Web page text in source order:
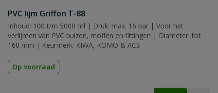
PVC lijm Griffon T-88
Inhoud: 100 t/m 5000 ml | Druk: max. 16 bar | Voor het
verlijmen van PVC buizen, moffen en fittingen | Diameter: tot
160 mm | Keurmerk: KIWA, KOMO & ACS
Op voorraad